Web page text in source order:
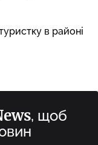
в районі
, щоб